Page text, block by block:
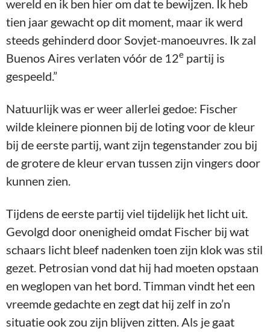
wereld en ik ben hier om dat te bewijzen. Ik heb
tien jaar gewacht op dit moment, maar ik werd
steeds gehinderd door Sovjet-manoeuvres. Ik zal
Buenos Aires verlaten vóór de 12e partij is
gespeeld.”
Natuurlijk was er weer allerlei gedoe: Fischer
wilde kleinere pionnen bij de loting voor de kleur
bij de eerste partij, want zijn tegenstander zou bij
de grotere de kleur ervan tussen zijn vingers door
kunnen zien.
Tijdens de eerste partij viel tijdelijk het licht uit.
Gevolgd door onenigheid omdat Fischer bij wat
schaars licht bleef nadenken toen zijn klok was stil
gezet. Petrosian vond dat hij had moeten opstaan
en weglopen van het bord. Timman vindt het een
vreemde gedachte en zegt dat hij zelf in zo’n
situatie ook zou zijn blijven zitten. Als je gaat